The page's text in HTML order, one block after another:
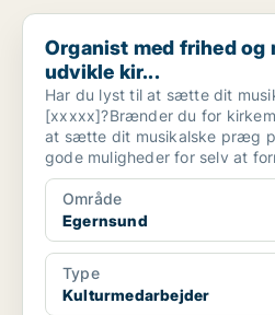
Organist med frihed og mulighed
Organist med frihed og
udvikle kir...
Har du lyst til at sætte dit
[xxxxx]?Brænder du for
at sætte dit musikalske præg
gode muligheder for selv at
Område
Egernsund
Type
Kulturmedarbejder